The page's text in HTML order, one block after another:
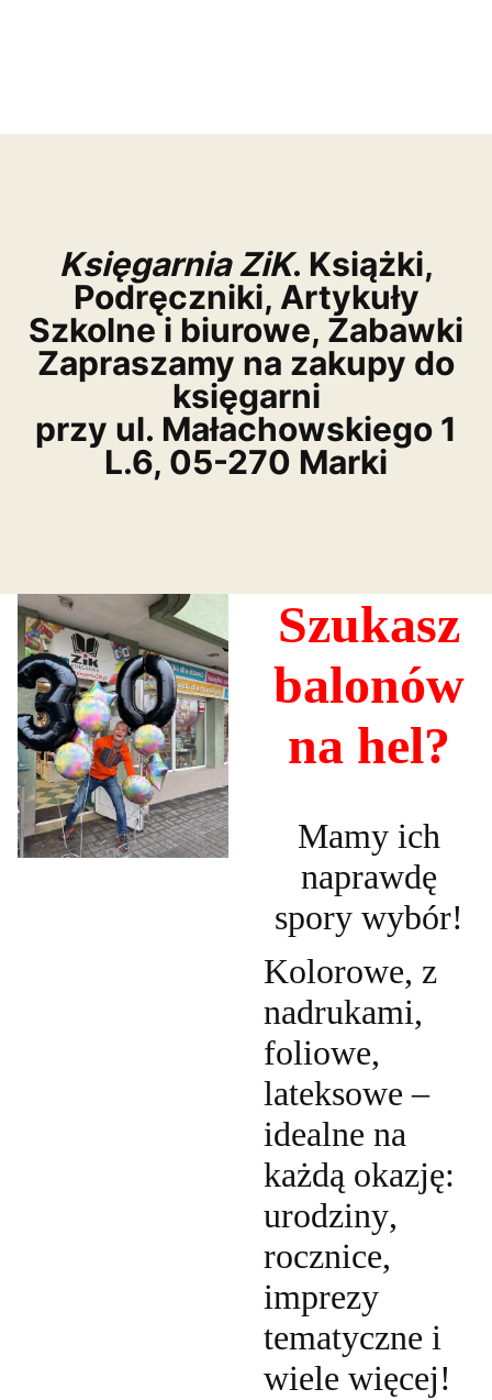
Księgarnia ZiK. Książki,
Podręczniki, Artykuły
Szkolne i biurowe, Zabawki
Zapraszamy na zakupy do
księgarni
przy ul. Małachowskiego 1
L.6, 05-270 Marki
Szukasz
balonów
na hel?
Mamy ich
naprawdę
spory wybór!
Kolorowe, z
nadrukami,
foliowe,
lateksowe –
idealne na
każdą okazję:
urodziny,
rocznice,
imprezy
tematyczne i
wiele więcej!